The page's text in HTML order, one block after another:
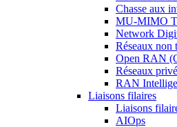
Chasse aux
MU-MIMO
Network
Réseaux non
Open RAN
Réseaux
RAN
Liaisons filaires
Liaisons
AIOps